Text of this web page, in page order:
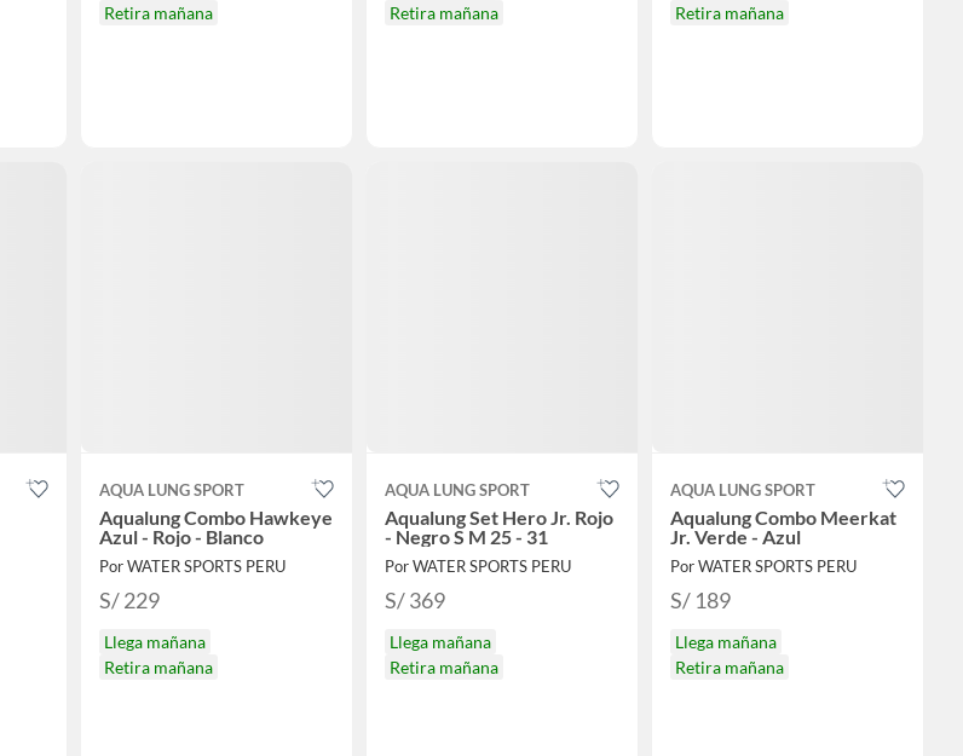
Retira mañana
Retira mañana
Retira mañana
AQUA LUNG SPORT
Aqualung Combo Hawkeye
Azul - Rojo - Blanco
Por WATER SPORTS PERU
S/ 229
Llega mañana
Retira mañana
AQUA LUNG SPORT
Aqualung Set Hero Jr. Rojo
- Negro S M 25 - 31
Por WATER SPORTS PERU
S/ 369
Llega mañana
Retira mañana
AQUA LUNG SPORT
Aqualung Combo Meerkat
Jr. Verde - Azul
Por WATER SPORTS PERU
S/ 189
Llega mañana
Retira mañana